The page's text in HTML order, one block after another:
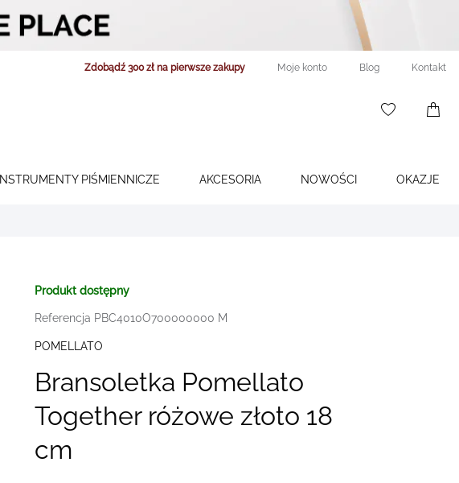
Zdobądź 300 zł na pierwsze zakupy Moje konto Blog Kontakt
INSTRUMENTY PIŚMIENNICZE AKCESORIA NOWOŚCI OKAZJE
Produkt dostępny
Referencja PBC4010O700000000 M
POMELLATO
Bransoletka Pomellato
Together różowe złoto 18
cm